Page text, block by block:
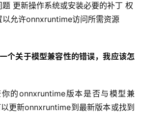
更新操作系统或安装必要的补丁 权
以允许onnxruntime访问所需资源
个关于模型兼容性的错误，我应该怎
的onnxruntime版本是否与模型兼
更新onnxruntime到最新版本或找到